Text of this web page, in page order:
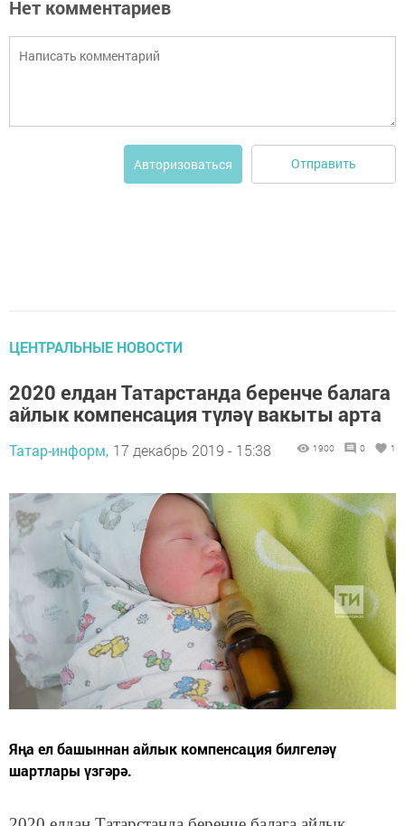
Нет комментариев
Авторизоваться Отправить
ЦЕНТРАЛЬНЫЕ НОВОСТИ
2020 елдан Татарстанда беренче балага
айлык компенсация түләү вакыты арта
Татар-информ, 17 декабрь 2019 - 15:38 1900 0 1
Яңа ел башыннан айлык компенсация билгеләү
шартлары үзгәрә.